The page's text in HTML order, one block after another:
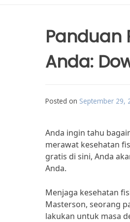
Panduan
Anda:
Posted on September 29,
Anda ingin tahu
merawat kesehatan
gratis di sini, Anda
Anda.
Menjaga kesehatan
Masterson, seorang
lakukan untuk masa